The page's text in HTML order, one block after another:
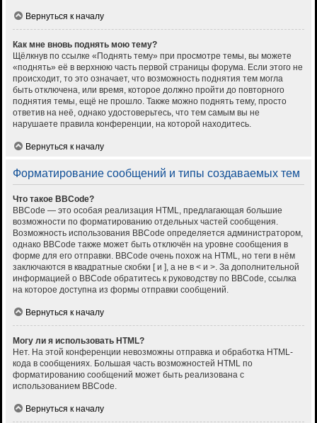
Вернуться к началу
Как мне вновь поднять мою тему?
Щёлкнув по ссылке «Поднять тему» при просмотре темы, вы можете
«поднять» её в верхнюю часть первой страницы форума. Если этого не
происходит, то это означает, что возможность поднятия тем могла
быть отключена, или время, которое должно пройти до повторного
поднятия темы, ещё не прошло. Также можно поднять тему, просто
ответив на неё, однако удостоверьтесь, что тем самым вы не
нарушаете правила конференции, на которой находитесь.
Вернуться к началу
Форматирование сообщений и типы создаваемых тем
Что такое BBCode?
BBCode — это особая реализация HTML, предлагающая большие
возможности по форматированию отдельных частей сообщения.
Возможность использования BBCode определяется администратором,
однако BBCode также может быть отключён на уровне сообщения в
форме для его отправки. BBCode очень похож на HTML, но теги в нём
заключаются в квадратные скобки [ и ], а не в < и >. За дополнительной
информацией о BBCode обратитесь к руководству по BBCode, ссылка
на которое доступна из формы отправки сообщений.
Вернуться к началу
Могу ли я использовать HTML?
Нет. На этой конференции невозможны отправка и обработка HTML-
кода в сообщениях. Большая часть возможностей HTML по
форматированию сообщений может быть реализована с
использованием BBCode.
Вернуться к началу